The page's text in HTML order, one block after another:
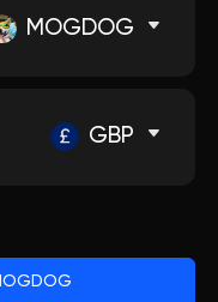
MOGDOG
GBP